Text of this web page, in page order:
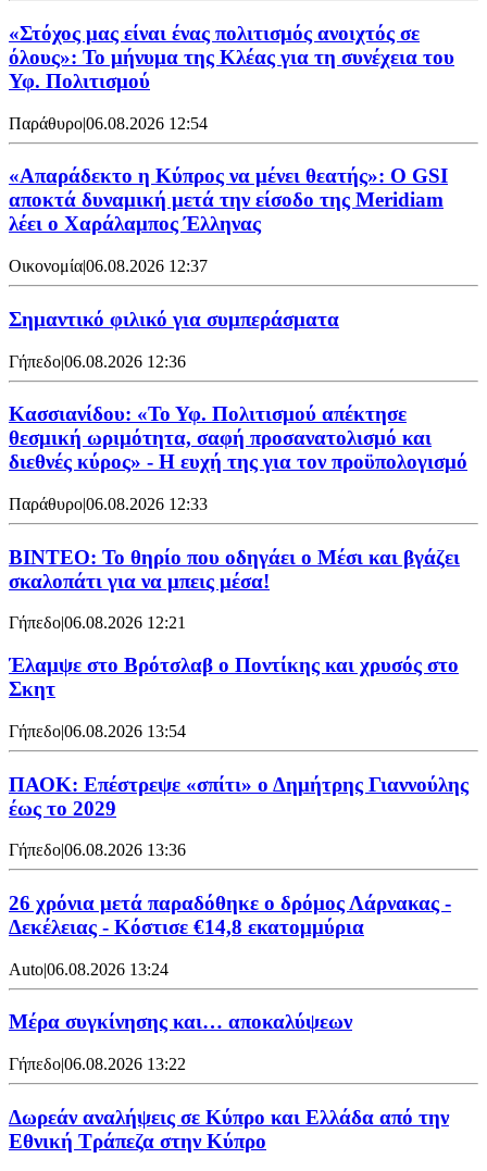
«Στόχος μας είναι ένας πολιτισμός ανοιχτός σε
όλους»: Το μήνυμα της Κλέας για τη συνέχεια του
Υφ. Πολιτισμού
Παράθυρο|06.08.2026 12:54
«Απαράδεκτο η Κύπρος να μένει θεατής»: Ο GSI
αποκτά δυναμική μετά την είσοδο της Meridiam
λέει ο Χαράλαμπος Έλληνας
Οικονομία|06.08.2026 12:37
Σημαντικό φιλικό για συμπεράσματα
Γήπεδο|06.08.2026 12:36
Κασσιανίδου: «Το Υφ. Πολιτισμού απέκτησε
θεσμική ωριμότητα, σαφή προσανατολισμό και
διεθνές κύρος» - Η ευχή της για τον προϋπολογισμό
Παράθυρο|06.08.2026 12:33
ΒΙΝΤΕΟ: Το θηρίο που οδηγάει ο Μέσι και βγάζει
σκαλοπάτι για να μπεις μέσα!
Γήπεδο|06.08.2026 12:21
Έλαμψε στο Βρότσλαβ ο Ποντίκης και χρυσός στο
Σκητ
Γήπεδο|06.08.2026 13:54
ΠΑΟΚ: Επέστρεψε «σπίτι» ο Δημήτρης Γιαννούλης
έως το 2029
Γήπεδο|06.08.2026 13:36
26 χρόνια μετά παραδόθηκε ο δρόμος Λάρνακας -
Δεκέλειας - Κόστισε €14,8 εκατομμύρια
Auto|06.08.2026 13:24
Mέρα συγκίνησης και… αποκαλύψεων
Γήπεδο|06.08.2026 13:22
Δωρεάν αναλήψεις σε Κύπρο και Ελλάδα από την
Εθνική Τράπεζα στην Κύπρο